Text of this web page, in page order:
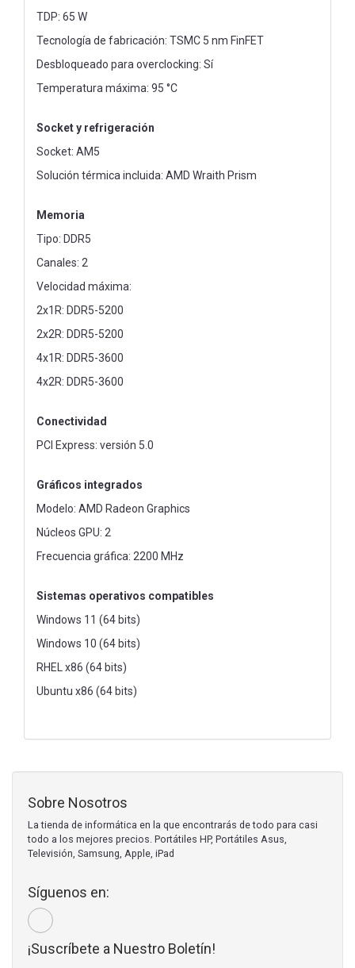
TDP: 65 W
Tecnología de fabricación: TSMC 5 nm FinFET
Desbloqueado para overclocking: Sí
Temperatura máxima: 95 °C
Socket y refrigeración
Socket: AM5
Solución térmica incluida: AMD Wraith Prism
Memoria
Tipo: DDR5
Canales: 2
Velocidad máxima:
2x1R: DDR5-5200
2x2R: DDR5-5200
4x1R: DDR5-3600
4x2R: DDR5-3600
Conectividad
PCI Express: versión 5.0
Gráficos integrados
Modelo: AMD Radeon Graphics
Núcleos GPU: 2
Frecuencia gráfica: 2200 MHz
Sistemas operativos compatibles
Windows 11 (64 bits)
Windows 10 (64 bits)
RHEL x86 (64 bits)
Ubuntu x86 (64 bits)
Sobre Nosotros
La tienda de informática en la que encontrarás de todo para casi
todo a los mejores precios. Portátiles HP, Portátiles Asus,
Televisión, Samsung, Apple, iPad
Síguenos en:
¡Suscríbete a Nuestro Boletín!